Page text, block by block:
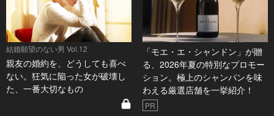
結婚願望のない男 Vol.12
親友の婚約を、どうしても喜べ
ない。狂気に陥った女が破壊し
た、一番大切なもの
「モエ・エ・シャンドン」が贈
る、2026年夏の特別なプロモー
ション。極上のシャンパンを味
わえる厳選店舗を一挙紹介！
PR